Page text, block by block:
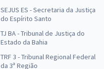
SEJUS ES - Secretaria da Justiça
do Espírito Santo
TJ BA - Tribunal de Justiça do
Estado da Bahia
TRF 3 - Tribunal Regional Federal
da 3ª Região